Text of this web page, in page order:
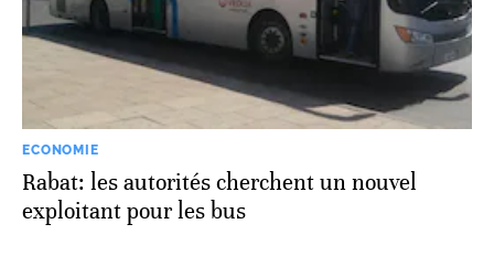
ECONOMIE
Rabat: les autorités cherchent un nouvel
exploitant pour les bus